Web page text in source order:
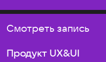
Смотреть запись
Продукт UX&UI